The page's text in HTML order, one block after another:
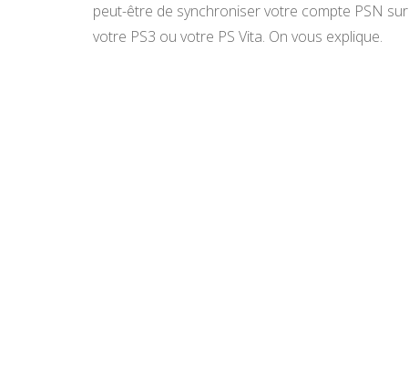
peut-être de synchroniser votre compte PSN sur
votre PS3 ou votre PS Vita. On vous explique.